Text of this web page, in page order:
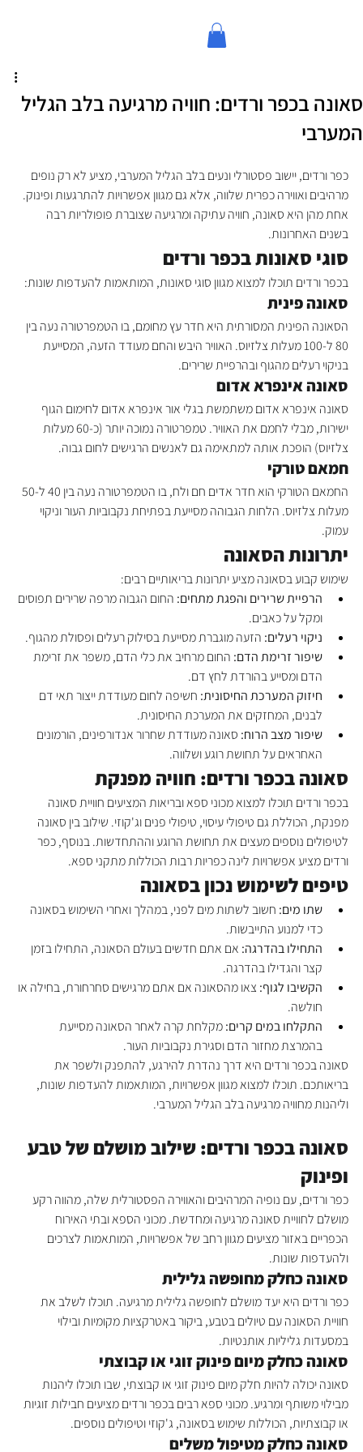
סאונה בכפר ורדים: חוויה מרגיעה בלב הגליל
המערבי
כפר ורדים, יישוב פסטורלי ונעים בלב הגליל המערבי, מציע לא רק נופים
מרהיבים ואווירה כפרית שלווה, אלא גם מגוון אפשרויות להתרגעות ופינוק.
אחת מהן היא סאונה, חוויה עתיקה ומרגיעה שצוברת פופולריות רבה
בשנים האחרונות.
סוגי סאונות בכפר ורדים
בכפר ורדים תוכלו למצוא מגוון סוגי סאונות, המותאמות להעדפות שונות:
סאונה פינית
הסאונה הפינית המסורתית היא חדר עץ מחומם, בו הטמפרטורה נעה בין
80 ל-100 מעלות צלזיוס. האוויר היבש והחם מעודד הזעה, המסייעת
בניקוי רעלים מהגוף ובהרפיית שרירים.
סאונה אינפרא אדום
סאונה אינפרא אדום משתמשת בגלי אור אינפרא אדום לחימום הגוף
ישירות, מבלי לחמם את האוויר. טמפרטורה נמוכה יותר (כ-60 מעלות
צלזיוס) הופכת אותה למתאימה גם לאנשים הרגישים לחום גבוה.
חמאם טורקי
מעלות צלזיוס. הלחות הגבוהה מסייעת בפתיחת נקבוביות העור וניקוי
עמוק.
יתרונות הסאונה
שימוש קבוע בסאונה מציע יתרונות בריאותיים רבים:
הרפיית שרירים והפגת מתחים: החום הגבוה מרפה שרירים תפוסים
ומקל על כאבים.
ניקוי רעלים: הזעה מוגברת מסייעת בסילוק רעלים ופסולת מהגוף.
שיפור זרימת הדם: החום מרחיב את כלי הדם, משפר את זרימת
הדם ומסייע בהורדת לחץ דם.
חיזוק המערכת החיסונית: חשיפה לחום מעודדת ייצור תאי דם
לבנים, המחזקים את המערכת החיסונית.
שיפור מצב הרוח: סאונה מעודדת שחרור אנדורפינים, הורמונים
האחראים על תחושת רוגע ושלווה.
סאונה בכפר ורדים: חוויה מפנקת
בכפר ורדים תוכלו למצוא מכוני ספא ובריאות המציעים חוויית סאונה
מפנקת, הכוללת גם טיפולי עיסוי, טיפולי פנים וג'קוזי. שילוב בין סאונה
לטיפולים נוספים מעצים את תחושת הרוגע וההתחדשות. בנוסף, כפר
ורדים מציע אפשרויות לינה כפריות רבות הכוללות מתקני ספא.
טיפים לשימוש נכון בסאונה
שתו מים: חשוב לשתות מים לפני, במהלך ואחרי השימוש בסאונה
כדי למנוע התייבשות.
התחילו בהדרגה: אם אתם חדשים בעולם הסאונה, התחילו בזמן
קצר והגדילו בהדרגה.
הקשיבו לגוף: צאו מהסאונה אם אתם מרגישים סחרחורת, בחילה או
חולשה.
התקלחו במים קרים: מקלחת קרה לאחר הסאונה מסייעת
בהמרצת מחזור הדם וסגירת נקבוביות העור.
סאונה בכפר ורדים היא דרך נהדרת להירגע, להתפנק ולשפר את
בריאותכם. תוכלו למצוא מגוון אפשרויות, המותאמות להעדפות שונות,
וליהנות מחוויה מרגיעה בלב הגליל המערבי.
סאונה בכפר ורדים: שילוב מושלם של טבע
ופינוק
כפר ורדים, עם נופיה המרהיבים והאווירה הפסטורלית שלה, מהווה רקע
מושלם לחוויית סאונה מרגיעה ומחדשת. מכוני הספא ובתי האירוח
הכפריים באזור מציעים מגוון רחב של אפשרויות, המותאמות לצרכים
ולהעדפות שונות.
סאונה כחלק מחופשה גלילית
כפר ורדים היא יעד מושלם לחופשה גלילית מרגיעה. תוכלו לשלב את
חוויית הסאונה עם טיולים בטבע, ביקור באטרקציות מקומיות ובילוי
במסעדות גליליות אותנטיות.
סאונה כחלק מיום פינוק זוגי או קבוצתי
סאונה יכולה להיות חלק מיום פינוק זוגי או קבוצתי, שבו תוכלו ליהנות
מבילוי משותף ומרגיע. מכוני ספא רבים בכפר ורדים מציעים חבילות זוגיות
או קבוצתיות, הכוללות שימוש בסאונה, ג'קוזי וטיפולים נוספים.
סאונה כחלק מטיפול משלים